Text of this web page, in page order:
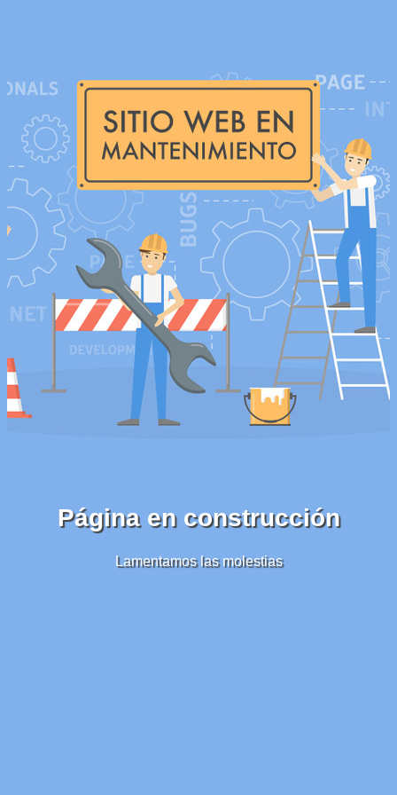
Página en construcción
Lamentamos las molestias